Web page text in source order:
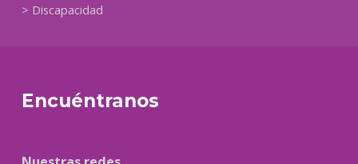
> Discapacidad
Encuéntranos